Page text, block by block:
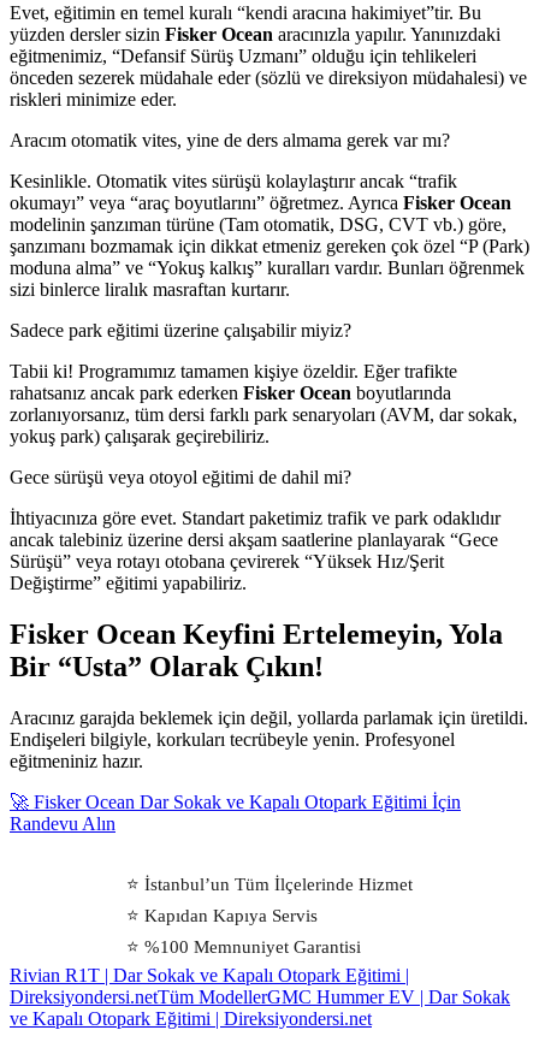
Evet, eğitimin en temel kuralı “kendi aracına hakimiyet”tir. Bu
yüzden dersler sizin Fisker Ocean aracınızla yapılır. Yanınızdaki
eğitmenimiz, “Defansif Sürüş Uzmanı” olduğu için tehlikeleri
önceden sezerek müdahale eder (sözlü ve direksiyon müdahalesi) ve
riskleri minimize eder.
Aracım otomatik vites, yine de ders almama gerek var mı?
Kesinlikle. Otomatik vites sürüşü kolaylaştırır ancak “trafik
okumayı” veya “araç boyutlarını” öğretmez. Ayrıca Fisker Ocean
modelinin şanzıman türüne (Tam otomatik, DSG, CVT vb.) göre,
şanzımanı bozmamak için dikkat etmeniz gereken çok özel “P (Park)
moduna alma” ve “Yokuş kalkış” kuralları vardır. Bunları öğrenmek
sizi binlerce liralık masraftan kurtarır.
Sadece park eğitimi üzerine çalışabilir miyiz?
Tabii ki! Programımız tamamen kişiye özeldir. Eğer trafikte
rahatsanız ancak park ederken Fisker Ocean boyutlarında
zorlanıyorsanız, tüm dersi farklı park senaryoları (AVM, dar sokak,
yokuş park) çalışarak geçirebiliriz.
Gece sürüşü veya otoyol eğitimi de dahil mi?
İhtiyacınıza göre evet. Standart paketimiz trafik ve park odaklıdır
ancak talebiniz üzerine dersi akşam saatlerine planlayarak “Gece
Sürüşü” veya rotayı otobana çevirerek “Yüksek Hız/Şerit
Değiştirme” eğitimi yapabiliriz.
Fisker Ocean Keyfini Ertelemeyin, Yola
Bir “Usta” Olarak Çıkın!
Aracınız garajda beklemek için değil, yollarda parlamak için üretildi.
Endişeleri bilgiyle, korkuları tecrübeyle yenin. Profesyonel
eğitmeniniz hazır.
🚀 Fisker Ocean Dar Sokak ve Kapalı Otopark Eğitimi İçin
Randevu Alın
⭐ İstanbul’un Tüm İlçelerinde Hizmet
⭐ Kapıdan Kapıya Servis
⭐ %100 Memnuniyet Garantisi
Rivian R1T | Dar Sokak ve Kapalı Otopark Eğitimi |
Direksiyondersi.netTüm ModellerGMC Hummer EV | Dar Sokak
ve Kapalı Otopark Eğitimi | Direksiyondersi.net